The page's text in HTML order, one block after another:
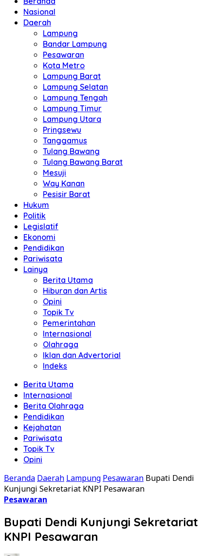
Nasional
Daerah
Lampung
Bandar Lampung
Pesawaran
Kota Metro
Lampung Barat
Lampung Selatan
Lampung Tengah
Lampung Timur
Lampung Utara
Pringsewu
Tanggamus
Tulang Bawang
Tulang Bawang Barat
Mesuji
Way Kanan
Pesisir Barat
Hukum
Politik
Legislatif
Ekonomi
Pendidikan
Pariwisata
Lainya
Berita Utama
Hiburan dan Artis
Opini
Topik Tv
Pemerintahan
Internasional
Olahraga
Iklan dan Advertorial
Indeks
Berita Utama
Internasional
Berita Olahraga
Pendidikan
Kejahatan
Pariwisata
Topik Tv
Opini
Beranda Daerah Lampung Pesawaran Bupati Dendi
Kunjungi Sekretariat KNPI Pesawaran
Pesawaran
Bupati Dendi Kunjungi Sekretariat
KNPI Pesawaran